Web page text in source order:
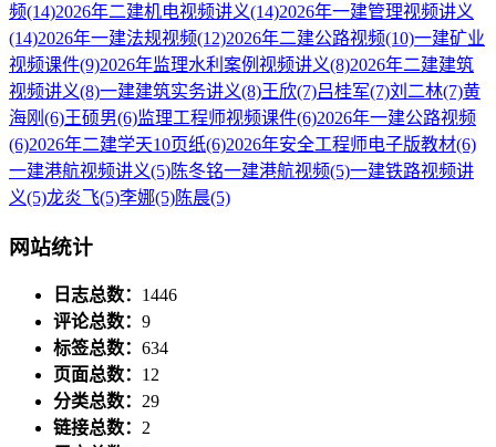
频(14)2026年二建机电视频讲义(14)2026年一建管理视频讲义
(14)2026年一建法规视频(12)2026年二建公路视频(10)一建矿业
视频课件(9)2026年监理水利案例视频讲义(8)2026年二建建筑
视频讲义(8)一建建筑实务讲义(8)王欣(7)吕桂军(7)刘二林(7)黄
海刚 (6)王硕男(6)监理工程师视频课件(6)2026年一建公路视频
(6)2026年二建学天10页纸(6)2026年安全工程师电子版教材(6)
一建港航视频讲义(5)陈冬铭一建港航视频(5)一建铁路视频讲
义(5)龙炎飞(5)李娜(5)陈晨(5)
网站统计
日志总数： 1446
评论总数： 9
标签总数： 634
页面总数： 12
分类总数： 29
链接总数： 2